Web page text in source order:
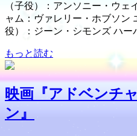
（子役）：アンソニー・ウ
ャム：ヴァレリー・ホブソン
役）：ジーン・シモンズ ハ
もっと読む
映画『アドベンチ
ン』